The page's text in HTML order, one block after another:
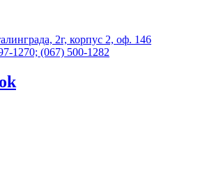
2г, корпус 2, оф. 146
1270; (067) 500-1282